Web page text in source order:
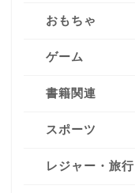
おもちゃ
ゲーム
書籍関連
スポーツ
レジャー・旅行